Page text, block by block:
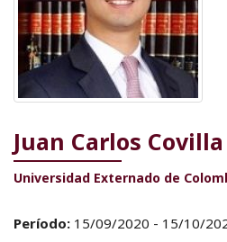
Juan Carlos
Universidad Externado de
Período: 15/09/2020 - 15/10/